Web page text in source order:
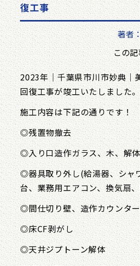
復工事
著者
この
2023年｜千葉県市川市妙典｜
回復工事が竣工いたしました
施工内容は下記の通りです！
◎残置物撤去
◎入り口造作ガラス、木、解
◎器具取り外し(給湯器、シャ
台、業務用エアコン、換気扇
◎間仕切り壁、造作カウンタ
◎床CF剥がし
◎天井ジプトーン解体